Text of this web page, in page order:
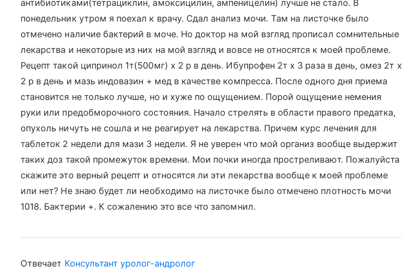
антибиотиками(тетрациклин, амоксицилин, ампеницелин) лучше не стало. В
понедельник утром я поехал к врачу. Сдал анализ мочи. Там на листочке было
отмечено наличие бактерий в моче. Но доктор на мой взгляд прописал сомнительные
лекарства и некоторые из них на мой взгляд и вовсе не относятся к моей проблеме.
Рецепт такой ципринол 1т(500мг) х 2 р в день. Ибупрофен 2т х 3 раза в день, омез 2т х
2 р в день и мазь индовазин + мед в качестве компресса. После одного дня приема
становится не только лучше, но и хуже по ощущением. Порой ощущение немения
руки или предобморочного состояния. Начало стрелять в области правого предатка,
опухоль ничуть не сошла и не реагирует на лекарства. Причем курс лечения для
таблеток 2 недели для мази 3 недели. Я не уверен что мой организ вообще выдержит
таких доз такой промежуток времени. Мои почки иногда простреливают. Пожалуйста
скажите это верный рецепт и относятся ли эти лекарства вообще к моей проблеме
или нет? Не знаю будет ли необходимо на листочке было отмечено плотность мочи
1018. Бактерии +. К сожалению это все что запомнил.
Отвечает Консультант уролог-андролог